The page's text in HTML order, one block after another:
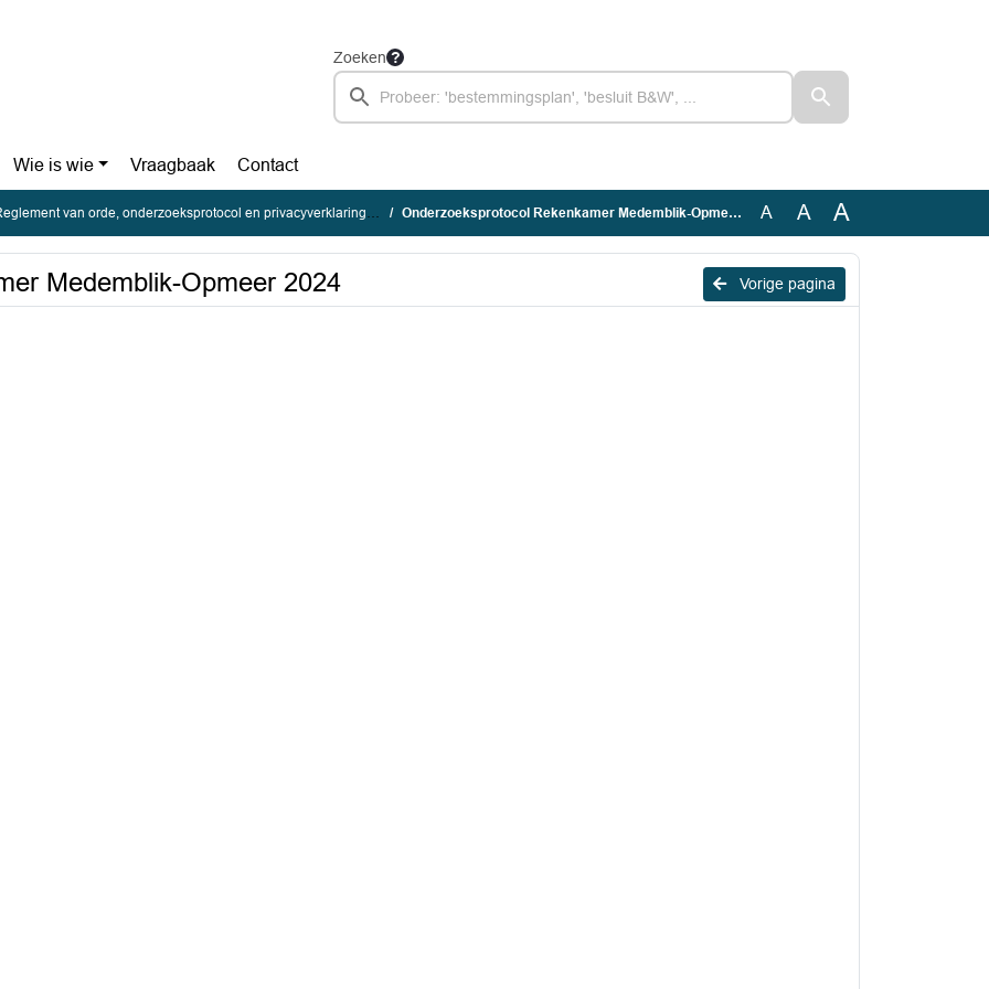
Zoeken
Wie is wie Vraagbaak Contact
van orde, onderzoeksprotocol en privacyverklaring Rekenkamer Onderzoeksprotocol Rekenkamer Medemblik-Opmeer 2024 A A A
Vorige pagina
Medemblik-Opmeer 2024